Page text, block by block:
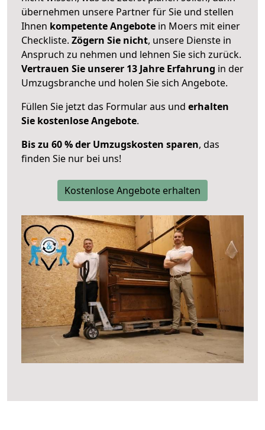
übernehmen unsere Partner für Sie und stellen
Ihnen kompetente Angebote in Moers mit einer
Checkliste. Zögern Sie nicht, unsere Dienste in
Anspruch zu nehmen und lehnen Sie sich zurück.
Vertrauen Sie unserer 13 Jahre Erfahrung in der
Umzugsbranche und holen Sie sich Angebote.
Füllen Sie jetzt das Formular aus und erhalten
Sie kostenlose Angebote.
Bis zu 60 % der Umzugskosten sparen, das
finden Sie nur bei uns!
Kostenlose Angebote erhalten